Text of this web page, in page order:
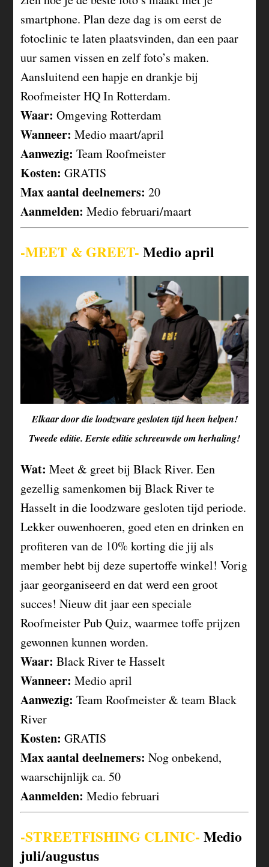
smartphone. Plan deze dag is om eerst de
fotoclinic te laten plaatsvinden, dan een paar
uur samen vissen en zelf foto’s maken.
Aansluitend een hapje en drankje bij
Roofmeister HQ In Rotterdam.
Waar: Omgeving Rotterdam
Wanneer:Medio maart/april
Aanwezig: Team Roofmeister
Kosten: GRATIS
Max aantal deelnemers:20
Aanmelden: Medio februari/maart
-MEET & GREET-Medio april
Elkaar door die loodzware gesloten tijd heen helpen!
Tweede editie. Eerste editie schreeuwde om herhaling!
Wat: Meet & greet bij Black River. Een
gezellig samenkomen bij Black River te
Hasselt in die loodzware gesloten tijd periode.
Lekker ouwenhoeren, goed eten en drinken en
profiteren van de 10% korting die jij als
member hebt bij deze supertoffe winkel! Vorig
jaar georganiseerd en dat werd een groot
succes! Nieuw dit jaar een speciale
Roofmeister Pub Quiz, waarmee toffe prijzen
gewonnen kunnen worden.
Waar: Black River te Hasselt
Wanneer: Medio april
Aanwezig: Team Roofmeister & team Black
River
Kosten: GRATIS
Max aantal deelnemers:Nog onbekend,
waarschijnlijk ca. 50
Aanmelden: Medio februari
-STREETFISHING CLINIC-Medio
juli/augustus